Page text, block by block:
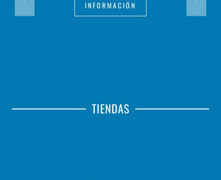
INFORMACIÓN
TIENDAS